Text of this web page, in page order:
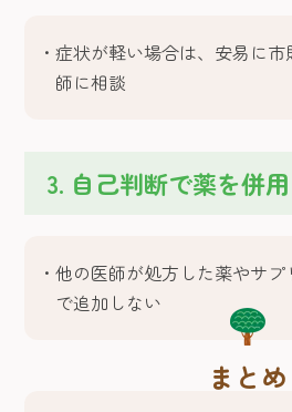
症状が軽い場合は、安易に
師に相談
3. 自己判断で薬を併
他の医師が処方した薬やサ
で追加しない
まとめ